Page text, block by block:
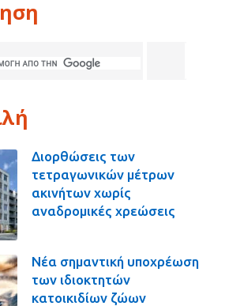
Διορθώσεις των
τετραγωνικών μέτρων
ακινήτων χωρίς
αναδρομικές χρεώσεις
Νέα σημαντική υποχρέωση
των ιδιοκτητών
κατοικιδίων ζώων